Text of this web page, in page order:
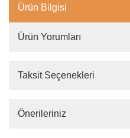
Ürün Bilgisi
Ürün Yorumları
Taksit Seçenekleri
Önerileriniz